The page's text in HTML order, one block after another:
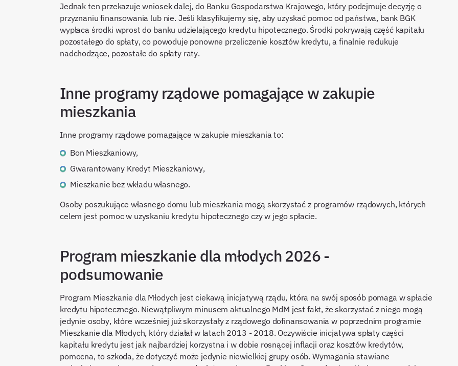
Jednak ten przekazuje wniosek dalej, do Banku Gospodarstwa Krajowego, który podejmuje decyzję o
przyznaniu finansowania lub nie. Jeśli klasyfikujemy się, aby uzyskać pomoc od państwa, bank BGK
wypłaca środki wprost do banku udzielającego kredytu hipotecznego. Środki pokrywają część kapitału
pozostałego do spłaty, co powoduje ponowne przeliczenie kosztów kredytu, a finalnie redukuje
nadchodzące, pozostałe do spłaty raty.
Inne programy rządowe pomagające w zakupie
mieszkania
Inne programy rządowe pomagające w zakupie mieszkania to:
Bon Mieszkaniowy,
Gwarantowany Kredyt Mieszkaniowy,
Mieszkanie bez wkładu własnego.
Osoby poszukujące własnego domu lub mieszkania mogą skorzystać z programów rządowych, których
celem jest pomoc w uzyskaniu kredytu hipotecznego czy w jego spłacie.
Program mieszkanie dla młodych 2026 -
podsumowanie
Program Mieszkanie dla Młodych jest ciekawą inicjatywą rządu, która na swój sposób pomaga w spłacie
kredytu hipotecznego. Niewątpliwym minusem aktualnego MdM jest fakt, że skorzystać z niego mogą
jedynie osoby, które wcześniej już skorzystały z rządowego dofinansowania w poprzednim programie
Mieszkanie dla Młodych, który działał w latach 2013 - 2018. Oczywiście inicjatywa spłaty części
kapitału kredytu jest jak najbardziej korzystna i w dobie rosnącej inflacji oraz kosztów kredytów,
pomocna, to szkoda, że dotyczyć może jedynie niewielkiej grupy osób. Wymagania stawiane